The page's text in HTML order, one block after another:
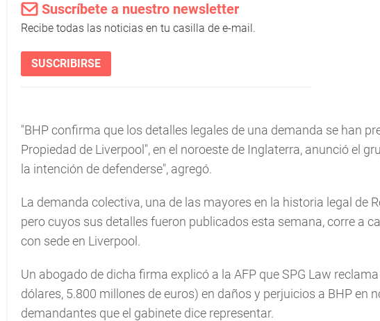
Suscríbete a nuestro newsletter
Recibe todas las noticias en tu casilla de e-mail.
SUSCRIBIRSE
"BHP confirma que los detalles legales de una demanda se han
Propiedad de Liverpool", en el noroeste de Inglaterra, anunció el
la intención de defenderse", agregó.
La demanda colectiva, una de las mayores en la historia legal de
pero cuyos sus detalles fueron publicados esta semana, corre a
con sede en Liverpool.
Un abogado de dicha firma explicó a la AFP que SPG Law
dólares, 5.800 millones de euros) en daños y perjuicios a BHP en
demandantes que el gabinete dice representar.